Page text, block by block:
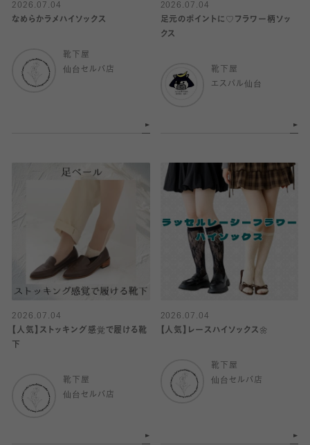
2026.07.04
なめらかラメハイソックス
靴下屋
仙台セルバ店
2026.07.04
足元のポイントに♡フラワー柄ソッ
クス
靴下屋
エスパル仙台
2026.07.04
【人気】ストッキング感覚で履ける靴
下
靴下屋
仙台セルバ店
2026.07.04
【人気】レースハイソックス🌼
靴下屋
仙台セルバ店